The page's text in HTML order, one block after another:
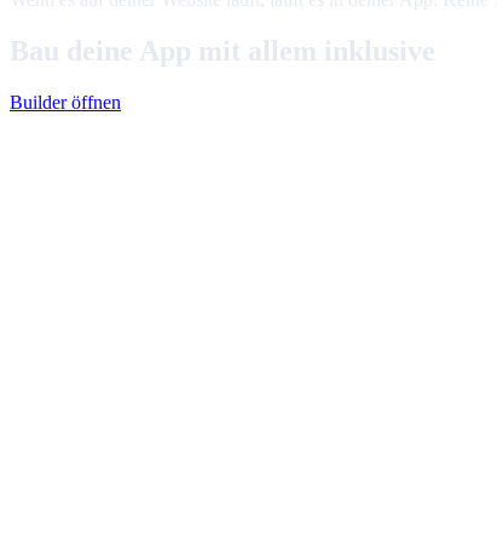
Bau deine App mit allem inklusive
Builder öffnen